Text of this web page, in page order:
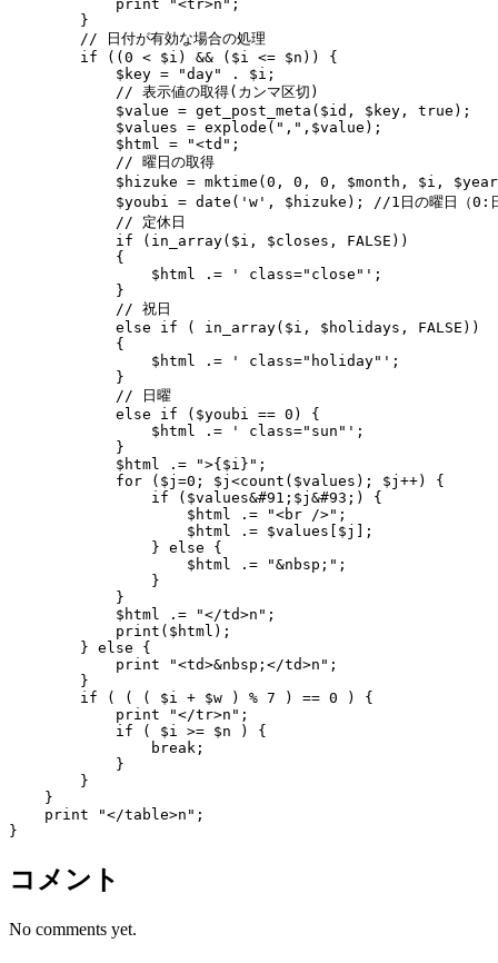
            print "<tr>n";
        }
        // 日付が有効な場合の処理
        if ((0 < $i) && ($i <= $n)) {
            $key = "day" . $i;
            // 表示値の取得(カンマ区切)
            $value = get_post_meta($id, $key, true);
            $values = explode(",",$value);
            $html = "<td";
            // 曜日の取得
$hizuke = mktime(0, 0, 0, $month, $i,
$youbi = date('w', $hizuke); //1日の曜日（0:
            // 定休日
            if (in_array($i, $closes, FALSE))
            {
                $html .= ' class="close"';
            }
            // 祝日
            else if ( in_array($i, $holidays, FALSE))
            {
                $html .= ' class="holiday"';
            }
            // 日曜
            else if ($youbi == 0) {
                $html .= ' class="sun"';
            }
            $html .= ">{$i}";
            for ($j=0; $j<count($values); $j++) {
                if ($values&#91;$j&#93;) {
                    $html .= "<br />";
                    $html .= $values[$j];
                } else {
                    $html .= "&nbsp;";
                }
            }
            $html .= "</td>n";
            print($html);
        } else {
            print "<td>&nbsp;</td>n";
        }
        if ( ( ( $i + $w ) % 7 ) == 0 ) {
            print "</tr>n";
            if ( $i >= $n ) {
                break;
            }
        }
    }
    print "</table>n";
コメント
No comments yet.